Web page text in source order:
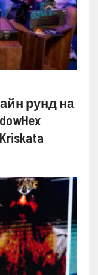
рунд на